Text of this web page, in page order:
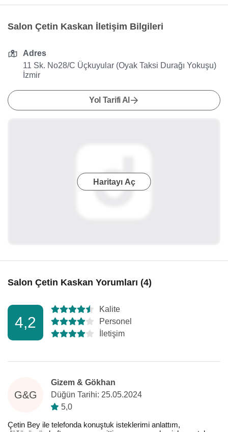
Salon Çetin Kaskan İletişim Bilgileri
Adres
11 Sk. No28/C Üçkuyular (Oyak Taksi Durağı Yokuşu)
İzmir
Yol Tarifi Al
Haritayı Aç
Salon Çetin Kaskan Yorumları (4)
4,2
Kalite
Personel
İletişim
G&G
Gizem & Gökhan
Düğün Tarihi: 25.05.2024
5,0
Çetin Bey ile telefonda konuştuk isteklerimi anlattım,